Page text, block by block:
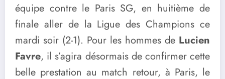
équipe contre le Paris SG, en huitième de
finale aller de la Ligue des Champions ce
mardi soir (2-1). Pour les hommes de Lucien
Favre, il s’agira désormais de confirmer cette
belle prestation au match retour, à Paris, le